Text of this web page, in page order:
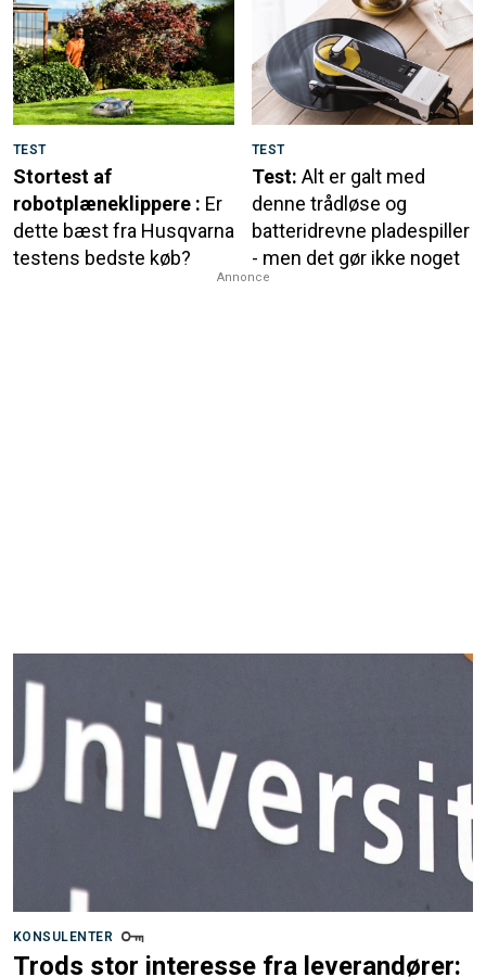
TEST
Stortest af
robotplæneklippere : Er
dette bæst fra Husqvarna
testens bedste køb?
TEST
Test: Alt er galt med
denne trådløse og
batteridrevne pladespiller
- men det gør ikke noget
Annonce
KONSULENTER
Trods stor interesse fra leverandører: